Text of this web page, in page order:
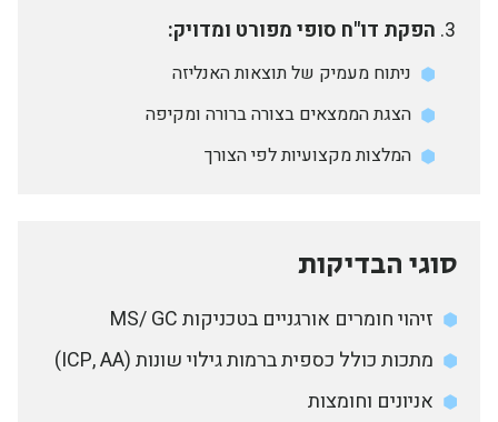
הפקת דו"ח סופי מפורט ומדויק:
ניתוח מעמיק של תוצאות האנליזה
הצגת הממצאים בצורה ברורה ומקיפה
המלצות מקצועיות לפי הצורך
סוגי הבדיקות
זיהוי חומרים אורגניים בטכניקות MS/ GC
מתכות כולל כספית ברמות גילוי שונות (ICP, AA)
אניונים וחומצות